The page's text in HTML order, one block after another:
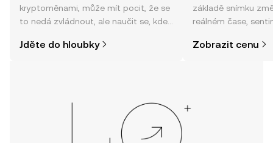
kryptoměnami, může mít pocit, že se
to nedá zvládnout, ale naučit se, kde
jednodušší, než si myslíte. Odstartujte
Jděte do hloubky
základě snímku
reálném čase,
Zobrazit cenu